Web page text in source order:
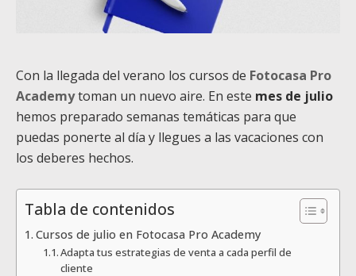
Con la llegada del verano los cursos de Fotocasa Pro
Academytoman un nuevo aire. En este mes de julio
hemos preparado semanas temáticas para que
puedas ponerte al día y llegues a las vacaciones con
los deberes hechos.
Tabla de contenidos
Cursos de julio en Fotocasa Pro Academy
Adapta tus estrategias de venta a cada perfil de
cliente